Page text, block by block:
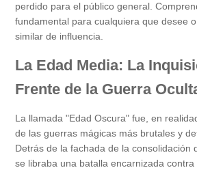
perdido para el público general.
fundamental para cualquiera que desee
similar de influencia.
La Edad Media: La
Frente de la Guerra
La llamada "Edad Oscura" fue, en
de las guerras mágicas más brutales y
Detrás de la fachada de la consolidación
se libraba una batalla encarnizada contra